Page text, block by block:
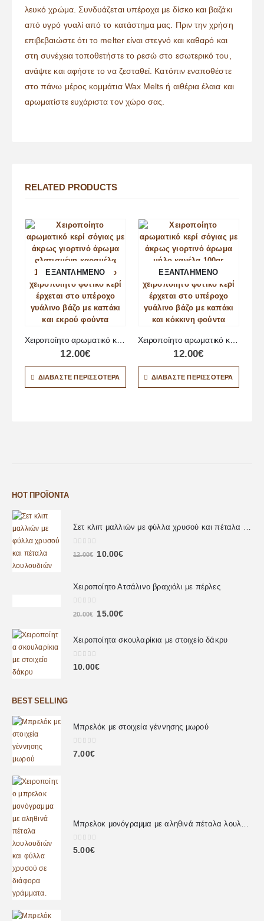
λευκό χρώμα. Συνδυάζεται υπέροχα με δίσκο και βαζάκι
από υγρό γυαλί από το κατάστημα μας. Πριν την χρήση
επιβεβαιώστε ότι το melter είναι στεγνό και καθαρό και
στη συνέχεια τοποθετήστε το ρεσώ στο εσωτερικό του,
ανάψτε και αφήστε το να ζεσταθεί. Κατόπιν εναποθέστε
στο πάνω μέρος κομμάτια Wax Melts ή αιθέρια έλαια και
αρωματίστε ευχάριστα τον χώρο σας.
RELATED PRODUCTS
ΕΞΑΝΤΛΗΜΈΝΟ
Χειροποίητο αρωματικό κερί Αλατισμένη καραμέλα
12.00€
ΔΙΑΒΆΣΤΕ ΠΕΡΙΣΣΌΤΕΡΑ
ΕΞΑΝΤΛΗΜΈΝΟ
Χειροποίητο αρωματικό κερί μήλο κανέλα
12.00€
ΔΙΑΒΆΣΤΕ ΠΕΡΙΣΣΌΤΕΡΑ
HOT ΠΡΟΪΌΝΤΑ
Σετ κλιπ μαλλιών με φύλλα χρυσού και πέταλα λουλουδιών
out of 5
12.00€ 10.00€
Χειροποίητο Ατσάλινο βραχιόλι με πέρλες
out of 5
20.00€ 15.00€
Χειροποίητα σκουλαρίκια με στοιχείο δάκρυ
0 out of 5
10.00€
BEST SELLING
Μπρελόκ με στοιχεία γέννησης μωρού
0out of 5
7.00€
0 out of 5
5.00€